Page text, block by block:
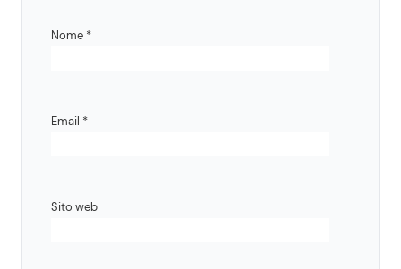
Nome *
Email *
Sito web